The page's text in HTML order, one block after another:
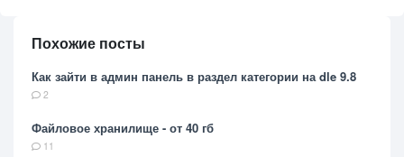
Похожие посты
Как зайти в админ панель в раздел категории на dle 9.8
2
Файловое хранилище - от 40 гб
11